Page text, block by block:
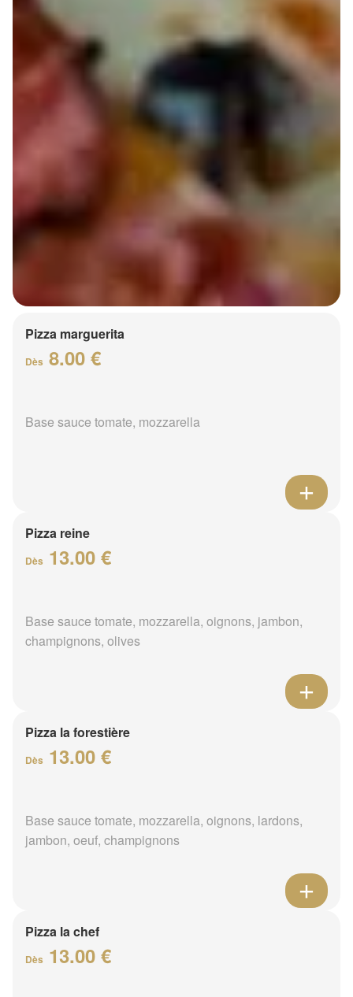
Pizza marguerita
Dès 8.00 €
Base sauce tomate, mozzarella
Pizza reine
Dès 13.00 €
Base sauce tomate, mozzarella, oignons, jambon,
champignons, olives
Pizza la forestière
Dès 13.00 €
Base sauce tomate, mozzarella, oignons, lardons,
jambon, oeuf, champignons
Pizza la chef
Dès 13.00 €